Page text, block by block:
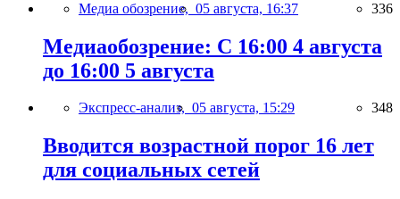
Медиа обозрение, 05 августа, 16:37 336
Медиаобозрение: С 16:00 4 августа
до 16:00 5 августа
Экспресс-анализ, 05 августа, 15:29 348
Вводится возрастной порог 16 лет
для социальных сетей